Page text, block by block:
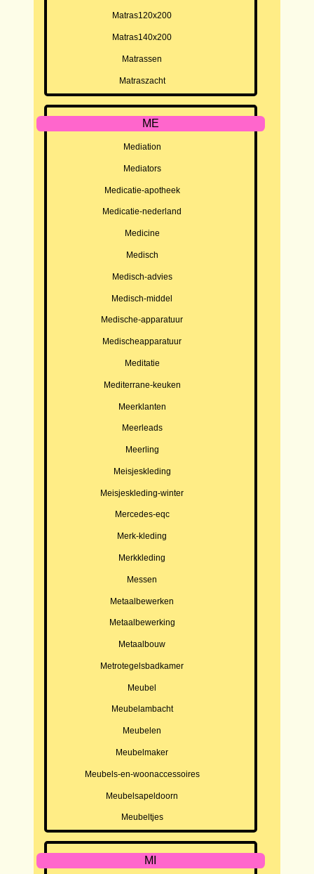
Matras120x200
Matras140x200
Matrassen
Matraszacht
ME
Mediation
Mediators
Medicatie-apotheek
Medicatie-nederland
Medicine
Medisch
Medisch-advies
Medisch-middel
Medische-apparatuur
Medischeapparatuur
Meditatie
Mediterrane-keuken
Meerklanten
Meerleads
Meerling
Meisjeskleding
Meisjeskleding-winter
Mercedes-eqc
Merk-kleding
Merkkleding
Messen
Metaalbewerken
Metaalbewerking
Metaalbouw
Metrotegelsbadkamer
Meubel
Meubelambacht
Meubelen
Meubelmaker
Meubels-en-woonaccessoires
Meubelsapeldoorn
Meubeltjes
MI